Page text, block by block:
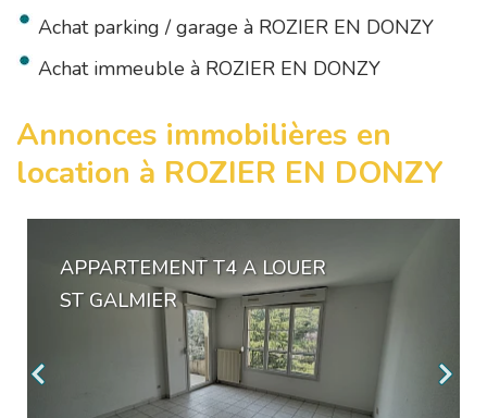
Achat parking / garage à ROZIER EN DONZY
Achat immeuble à ROZIER EN DONZY
Annonces immobilières en
location à ROZIER EN DONZY
APPARTEMENT T4 A LOUER
ST GALMIER